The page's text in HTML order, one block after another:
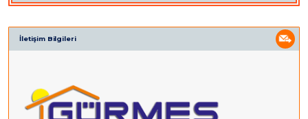
İletişim Bilgileri